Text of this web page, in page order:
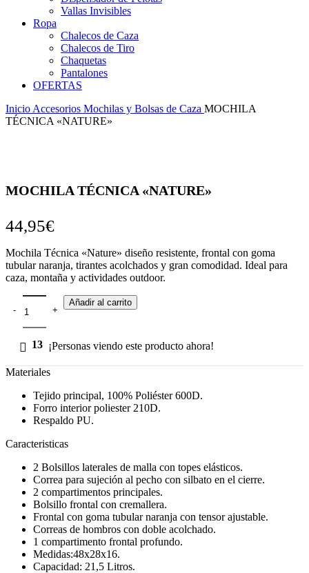
Vallas Invisibles
Ropa
Chalecos de Caza
Chalecos de Tiro
Chaquetas
Pantalones
OFERTAS
Inicio Accesorios Mochilas y Bolsas de Caza MOCHILA
TÉCNICA «NATURE»
MOCHILA TÉCNICA «NATURE»
44,95€
Mochila Técnica «Nature» diseño resistente, frontal con goma
tubular naranja, tirantes acolchados y gran comodidad. Ideal para
caza, montaña y actividades outdoor.
Añadir al carrito
13 ¡Personas viendo este producto ahora!
Materiales
Tejido principal, 100% Poliéster 600D.
Forro interior poliester 210D.
Respaldo PU.
Caracteristicas
2 Bolsillos laterales de malla con topes elásticos.
Correa para sujeción al pecho con silbato en el cierre.
2 compartimentos principales.
Bolsillo frontal con cremallera.
Frontal con goma tubular naranja con tensor ajustable.
Correas de hombros con doble acolchado.
1 compartimento frontal profundo.
Medidas:48x28x16.
Capacidad: 21,5 Litros.